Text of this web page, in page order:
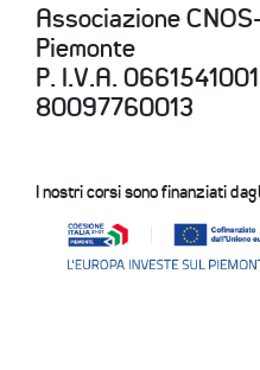
Associazione
Piemonte
P. I.V.A.
80097760013
I nostri corsi sono finanziati